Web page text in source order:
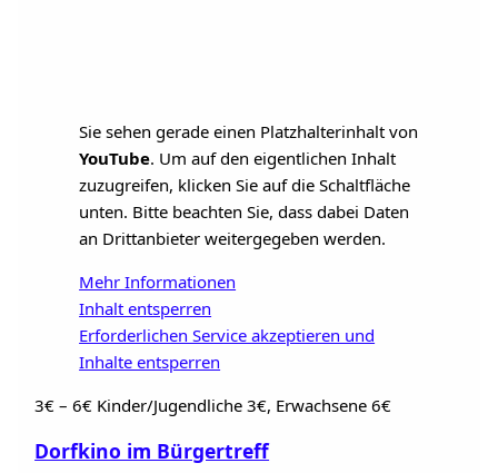
Sie sehen gerade einen Platzhalterinhalt von
YouTube. Um auf den eigentlichen Inhalt
zuzugreifen, klicken Sie auf die Schaltfläche
unten. Bitte beachten Sie, dass dabei Daten
an Drittanbieter weitergegeben werden.
Mehr Informationen
Inhalt entsperren
Erforderlichen Service akzeptieren und
Inhalte entsperren
3€ – 6€ Kinder/Jugendliche 3€, Erwachsene 6€
Dorfkino im Bürgertreff